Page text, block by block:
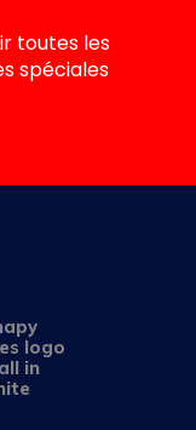
toutes les
spéciales